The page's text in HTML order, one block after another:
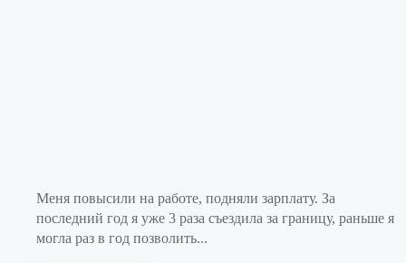
Меня повысили на работе, подняли зарплату. За
последний год я уже 3 раза съездила за границу, раньше я
могла раз в год позволить...